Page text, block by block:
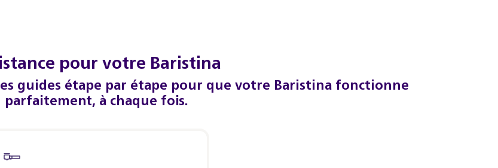
pour votre Baristina
guides étape par étape pour que votre Baristina fonctionne
parfaitement, à chaque fois.